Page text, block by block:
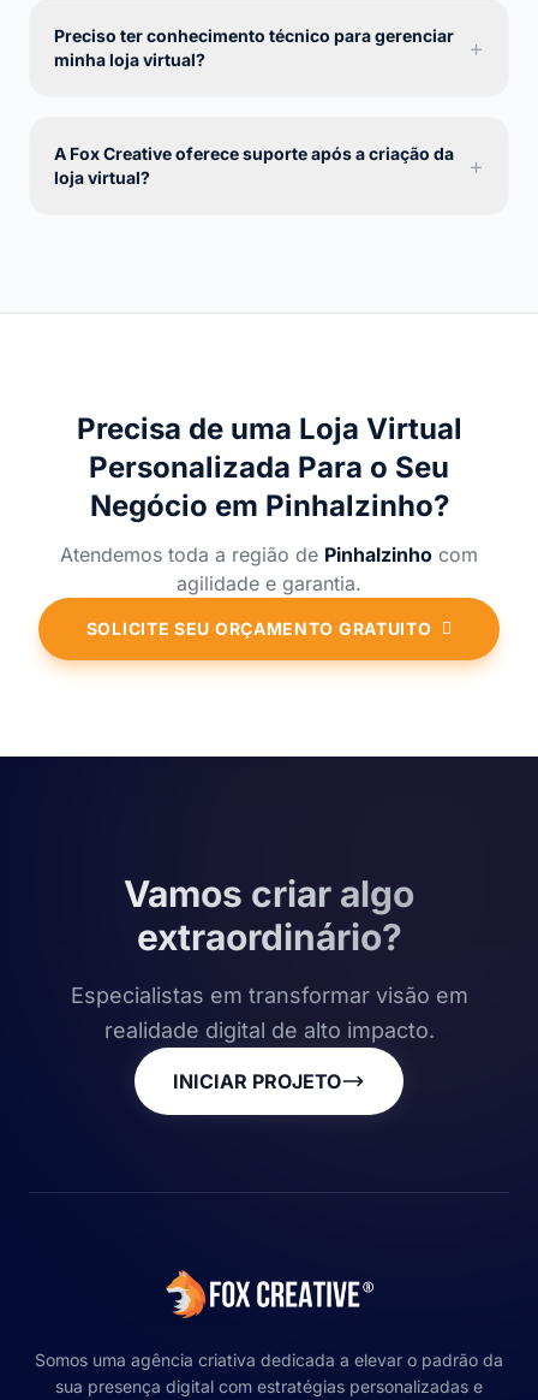
Preciso ter conhecimento técnico para gerenciar
minha loja virtual?
+
A Fox Creative oferece suporte após a criação da
loja virtual?
+
Precisa de uma Loja Virtual
Personalizada Para o Seu
Negócio em Pinhalzinho?
Atendemos toda a região de Pinhalzinho com
agilidade e garantia.
SOLICITE SEU ORÇAMENTO GRATUITO
Vamos criar algo
extraordinário?
Especialistas em transformar visão em
realidade digital de alto impacto.
INICIAR PROJETO
Somos uma agência criativa dedicada a elevar o padrão da
sua presença digital com estratégias personalizadas e